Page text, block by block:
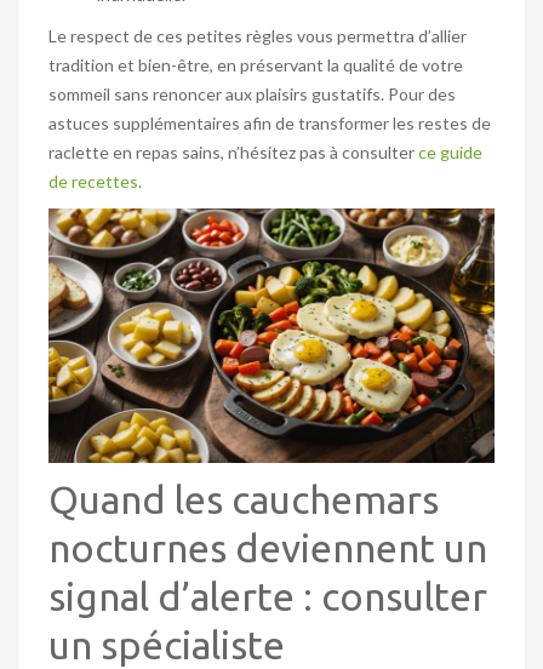
Le respect de ces petites règles vous permettra d’allier
tradition et bien-être, en préservant la qualité de votre
sommeil sans renoncer aux plaisirs gustatifs. Pour des
astuces supplémentaires afin de transformer les restes de
raclette en repas sains, n’hésitez pas à consulterce guide
de recettes.
Quand les cauchemars
nocturnes deviennent un
signal d’alerte : consulter
un spécialiste